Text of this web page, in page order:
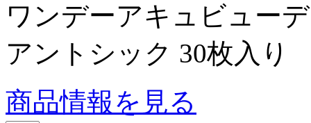
ワンデーアキュビュー
アントシック 30枚入り
商品情報を見る